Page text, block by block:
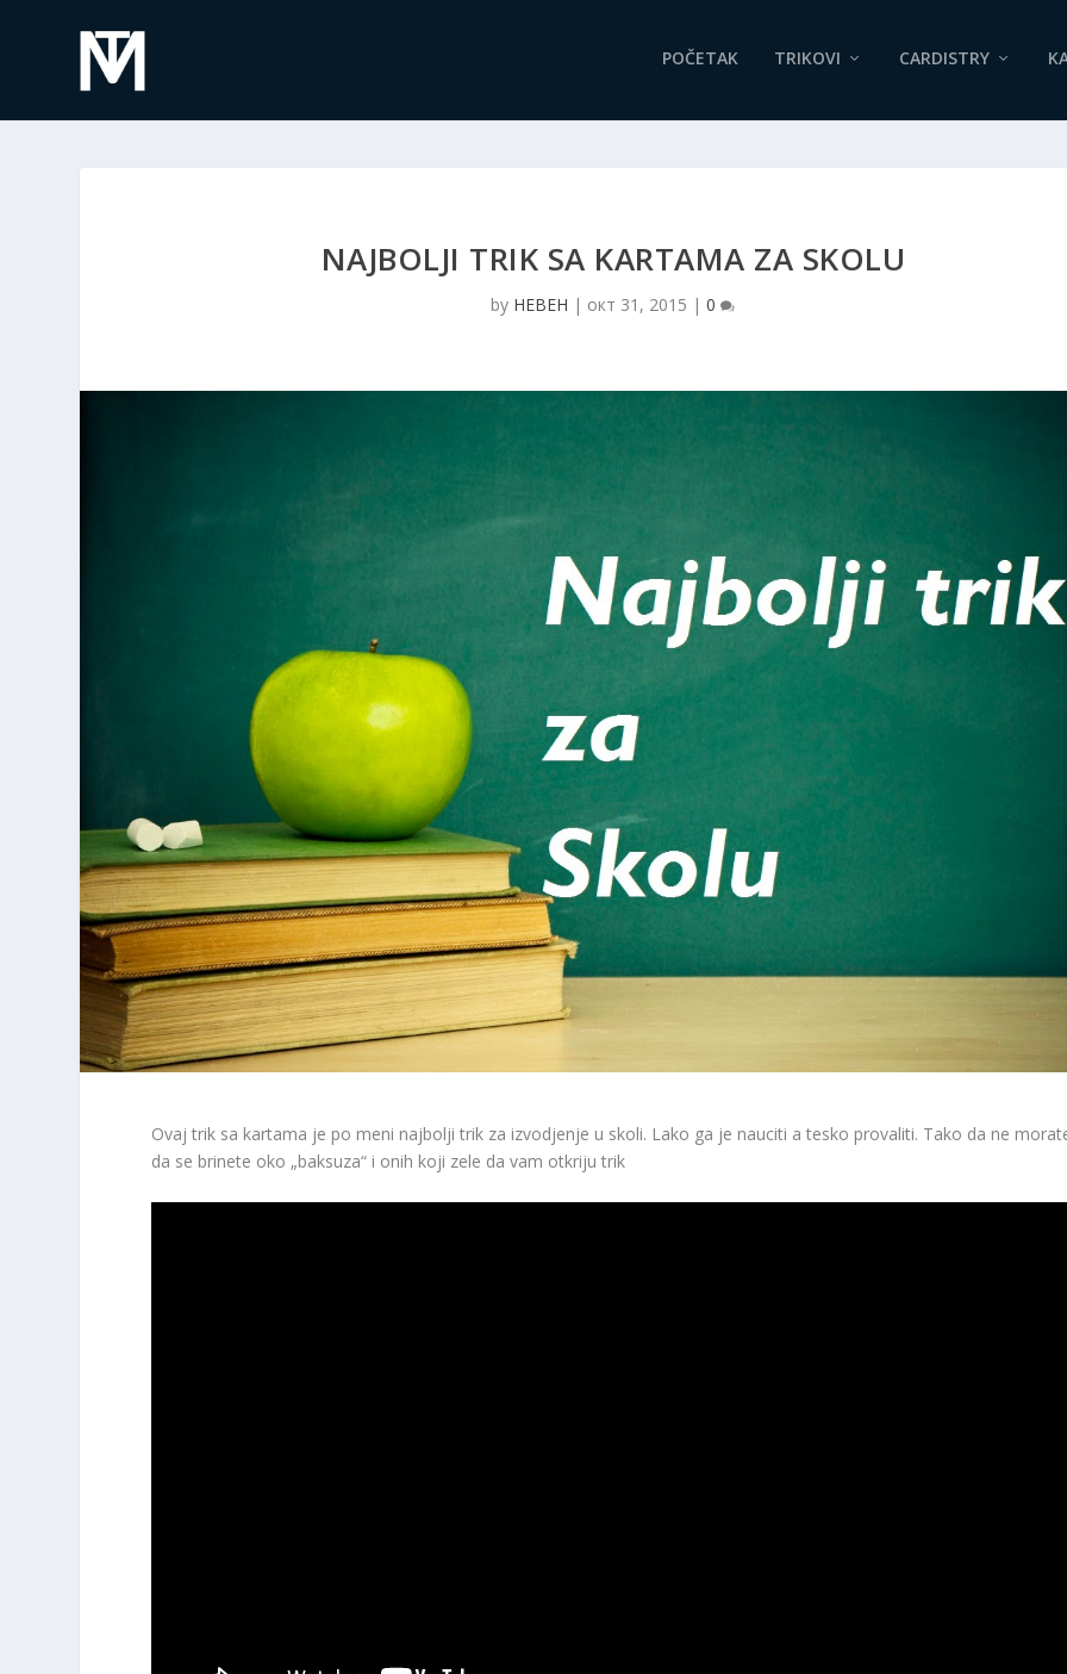
POČETAK TRIKOVI CARDISTRY
NAJBOLJI TRIK SA KARTAMA ZA SKOLU
by HEBEH | окт 31, 2015 |0
Ovaj trik sa kartama je po meni najbolji trik za izvodjenje u skoli. Lako ga je nauciti a tesko provaliti. Tako da ne
da se brinete oko „baksuza“ i onih koji zele da vam otkriju trik